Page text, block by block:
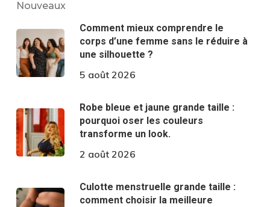
Nouveaux
Comment mieux comprendre le
corps d’une femme sans le réduire à
une silhouette ?
5 août 2026
Robe bleue et jaune grande taille :
pourquoi oser les couleurs
transforme un look.
2 août 2026
Culotte menstruelle grande taille :
comment choisir la meilleure